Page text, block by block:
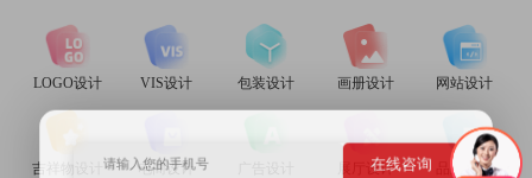
LOGO设计 VIS设计 包装设计 画册设计 网站设计
吉祥物设计 电商设计 展厅设计 品牌策划
在线咨询